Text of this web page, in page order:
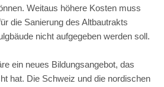
Weitaus höhere Kosten muss
die Sanierung des Altbautrakts
nicht aufgegeben werden soll.
ein neues Bildungsangebot, das
hat. Die Schweiz und die nordischen